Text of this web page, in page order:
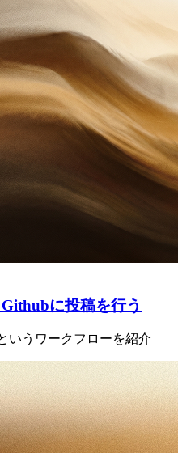
に投稿を行う
いうワークフローを紹介